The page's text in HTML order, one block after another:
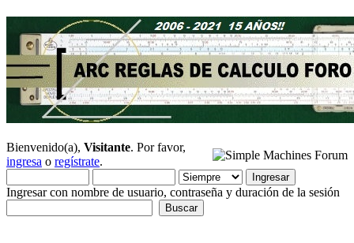
Bienvenido(a), Visitante. Por favor,
ingresa o regístrate.
Ingresar con nombre de usuario, contraseña y duración de la sesión